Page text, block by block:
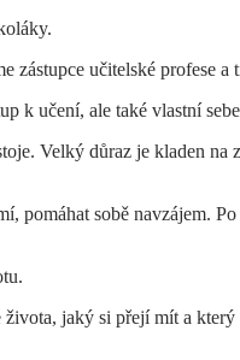
učitelské profese
k učení, ale také vlastní
Velký důraz je kladen
sobě navzájem.
života, jaký si přejí mít a